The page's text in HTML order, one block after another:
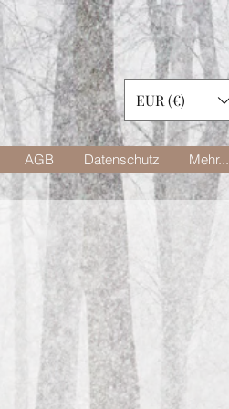
EUR (€)
AGB Datenschutz Mehr...